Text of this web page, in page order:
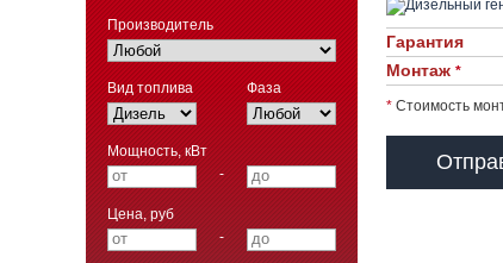
Производитель
Вид топлива Фаза
Мощность, кВт
-
Цена, руб
-
Гарантия
Монтаж *
* Стоимость